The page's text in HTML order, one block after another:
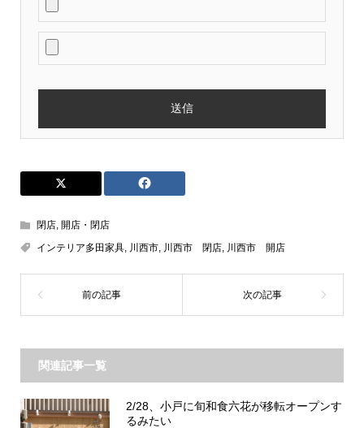
閉店, 開店・閉店
インテリア多田家具, 川西市, 川西市 閉店, 川西市 開店
関連記事一覧
2/28、小戸に旬和食六花が移転オープンす
るみたい